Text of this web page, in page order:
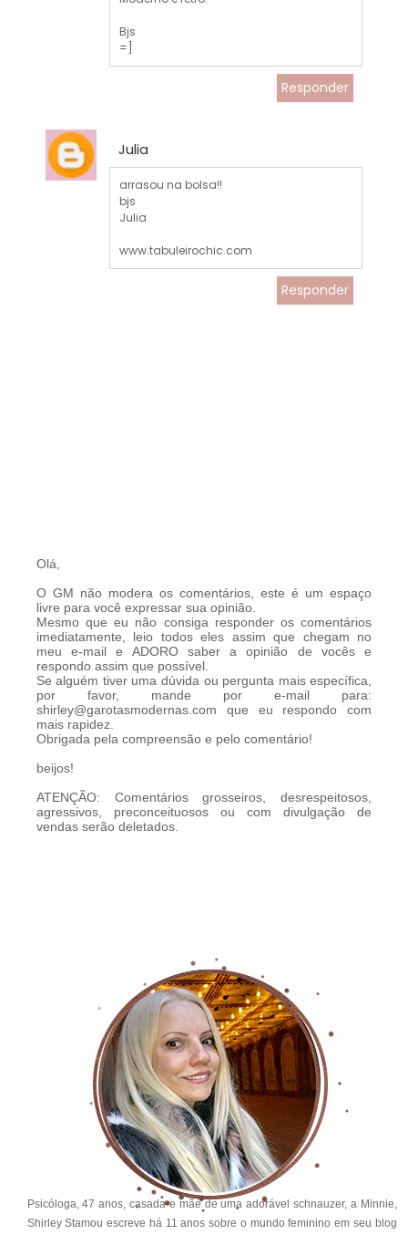
Bjs
=]
Responder
Julia
arrasou na bolsa!!
bjs
Julia
www.tabuleirochic.com
Responder
Olá,
O GM não modera os comentários, este é um espaço
livre para você expressar sua opinião.
Mesmo que eu não consiga responder os comentários
imediatamente, leio todos eles assim que chegam no
meu e-mail e ADORO saber a opinião de vocês e
respondo assim que possível.
Se alguém tiver uma dúvida ou pergunta mais específica,
por favor, mande por e-mail para:
shirley@garotasmodernas.com que eu respondo com
mais rapidez.
Obrigada pela compreensão e pelo comentário!
beijos!
ATENÇÃO: Comentários grosseiros, desrespeitosos,
agressivos, preconceituosos ou com divulgação de
vendas serão deletados.
Psicóloga, 47 anos, casada e mãe de uma adorável schnauzer, a Minnie,
Shirley Stamou escreve há 11 anos sobre o mundo feminino em seu blog